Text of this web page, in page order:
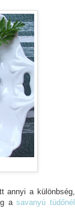
annyi a különbség,
asavanyú tüdőnél